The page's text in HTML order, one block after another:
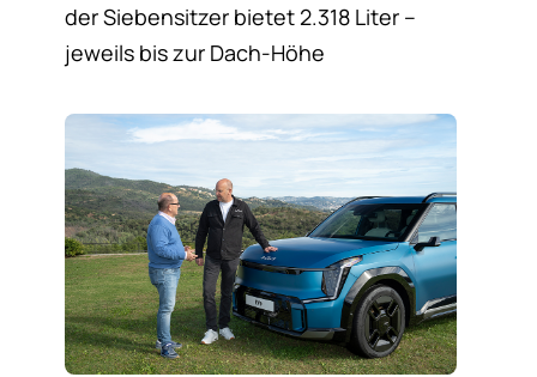
der Siebensitzer bietet 2.318 Liter –
jeweils bis zur Dach-Höhe